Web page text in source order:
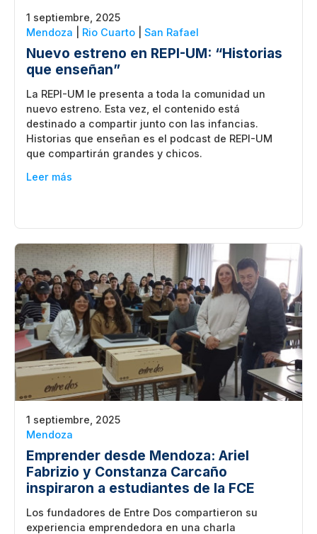
1 septiembre, 2025
Mendoza
Rio Cuarto San Rafael
Nuevo estreno en REPI-UM: “Historias
que enseñan”
La REPI-UM le presenta a toda la comunidad un
nuevo estreno. Esta vez, el contenido está
destinado a compartir junto con las infancias.
Historias que enseñan es el podcast de REPI-UM
que compartirán grandes y chicos.
Leer más
1 septiembre, 2025
Mendoza
Emprender desde Mendoza: Ariel
Fabrizio y Constanza Carcaño
inspiraron a estudiantes de la FCE
Los fundadores de Entre Dos compartieron su
experiencia emprendedora en una charla